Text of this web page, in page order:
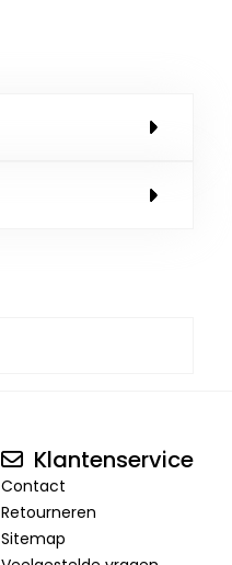
Klantenservice
Contact
Retourneren
Sitemap